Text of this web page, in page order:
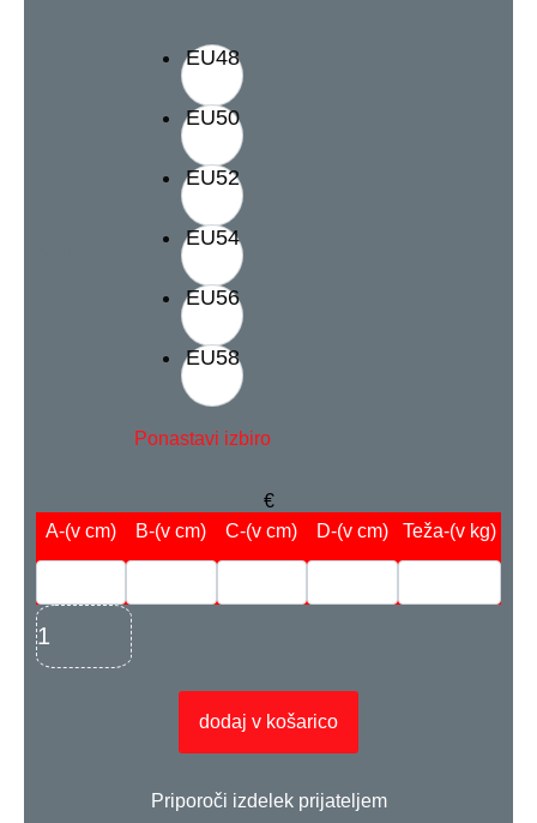
EU48
EU50
EU52
EU54
EU56
EU58
Ponastavi izbiro
€
A-(v cm) B-(v cm) C-(v cm) D-(v cm) Teža-(v kg)
dodaj v košarico
Priporoči izdelek prijateljem